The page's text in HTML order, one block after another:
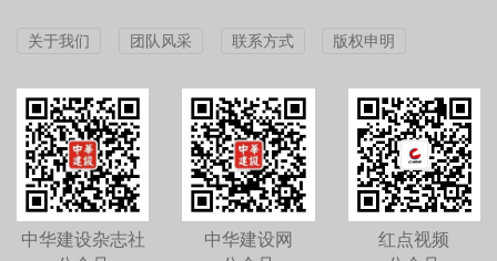
关于我们 团队风采 联系方式 版权申明
中华建设杂志社
中华建设网
红点视频